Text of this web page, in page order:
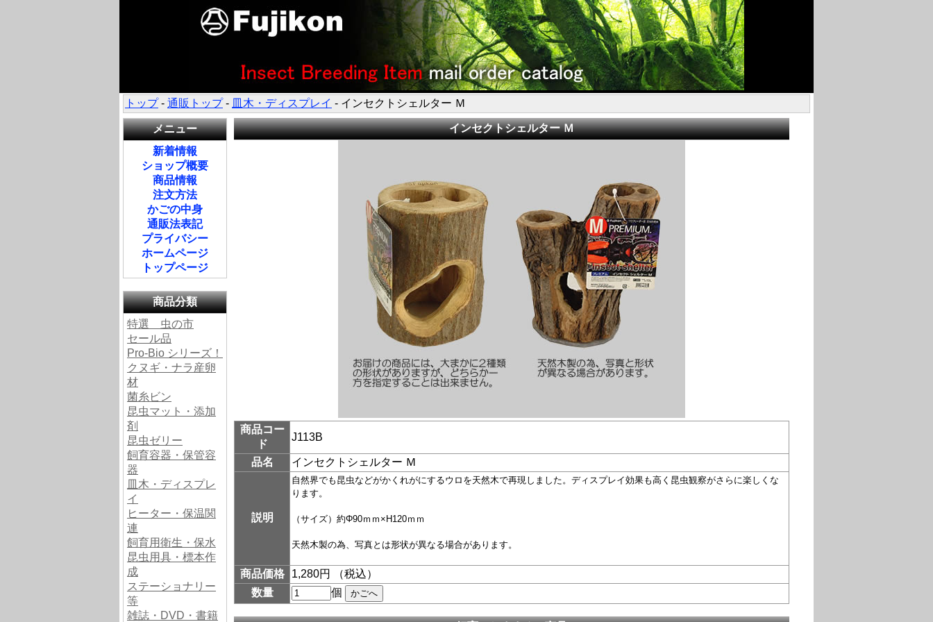
トップ- 通販トップ- 皿木・ディスプレイ - インセクトシェルター Ｍ
メニュー
新着情報
ショップ概要
商品情報
注文方法
かごの中身
通販法表記
プライバシー
ホームページ
トップページ
商品分類
特選 虫の市
セール品
Pro-Bio シリーズ！
クヌギ・ナラ産卵
材
菌糸ビン
昆虫マット・添加
剤
昆虫ゼリー
飼育容器・保管容
器
皿木・ディスプレ
イ
ヒーター・保温関
連
飼育用衛生・保水
昆虫用具・標本作
成
ステーショナリー
等
雑誌・DVD・書籍
インセクトシェルター Ｍ
商品コー
ド
J113B
品名 インセクトシェルター Ｍ
説明
自然界でも昆虫などがかくれがにするウロを天然木で再現しました。ディスプレイ効果も高く昆虫観察がさらに楽しくな
ります。
（サイズ）約Φ90ｍｍ×H120ｍｍ
天然木製の為、写真とは形状が異なる場合があります。
商品価格
1,280円 （税込）
数量
個